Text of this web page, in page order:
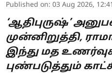
Published on: 03 Aug 2026,
‘ஆதிபுருஷ்’
முன்னிறுத்தி,
இந்து மத
புண்படுத்தும்